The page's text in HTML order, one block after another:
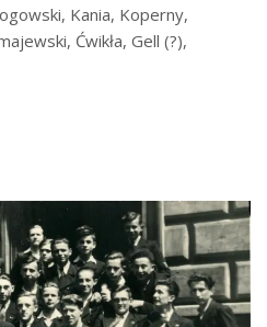
Kania, Koperny,
Ćwikła, Gell (?),